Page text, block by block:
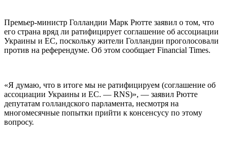
Премьер-министр Голландии Марк Рютте заявил о том, что
его страна вряд ли ратифицирует соглашение об ассоциации
Украины и ЕС, поскольку жители Голландии проголосовали
против на референдуме. Об этом сообщает Financial Times.
«Я думаю, что в итоге мы не ратифицируем (соглашение об
ассоциации Украины и ЕС. — RNS)», — заявил Рютте
депутатам голландского парламента, несмотря на
многомесячные попытки прийти к консенсусу по этому
вопросу.